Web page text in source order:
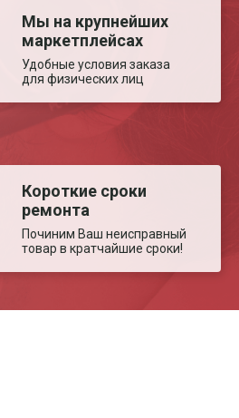
Мы на крупнейших
маркетплейсах
Удобные условия заказа
для физических лиц
Короткие сроки
ремонта
Починим Ваш неисправный
товар в кратчайшие сроки!